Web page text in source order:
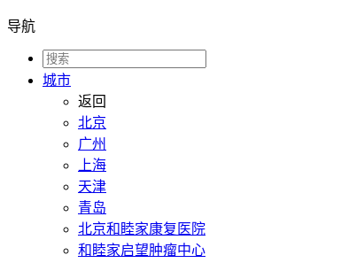
导航
城市
返回
北京
广州
上海
天津
青岛
北京和睦家康复医院
和睦家启望肿瘤中心